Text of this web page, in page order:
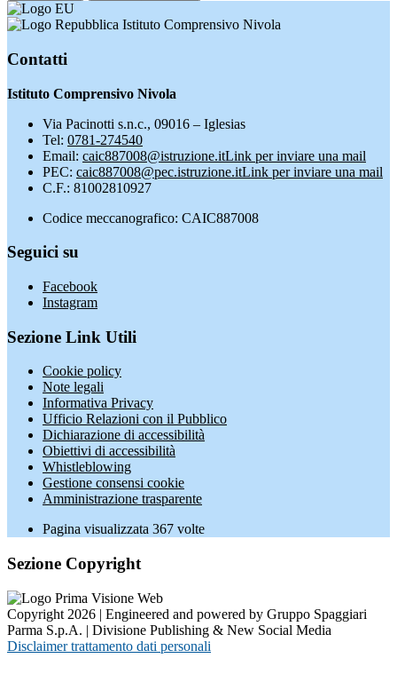
Istituto Comprensivo Nivola
Contatti
Istituto Comprensivo Nivola
Via Pacinotti s.n.c., 09016 – Iglesias
Tel: 0781-274540
Email: caic887008@istruzione.itLink per inviare una mail
PEC: caic887008@pec.istruzione.itLink per inviare una mail
C.F.: 81002810927
Codice meccanografico: CAIC887008
Seguici su
Facebook
Instagram
Sezione Link Utili
Cookie policy
Note legali
Informativa Privacy
Ufficio Relazioni con il Pubblico
Dichiarazione di accessibilità
Obiettivi di accessibilità
Whistleblowing
Gestione consensi cookie
Amministrazione trasparente
Pagina visualizzata 367 volte
Sezione Copyright
Copyright 2026 | Engineered and powered by Gruppo Spaggiari
Parma S.p.A. | Divisione Publishing & New Social Media
Disclaimer trattamento dati personali